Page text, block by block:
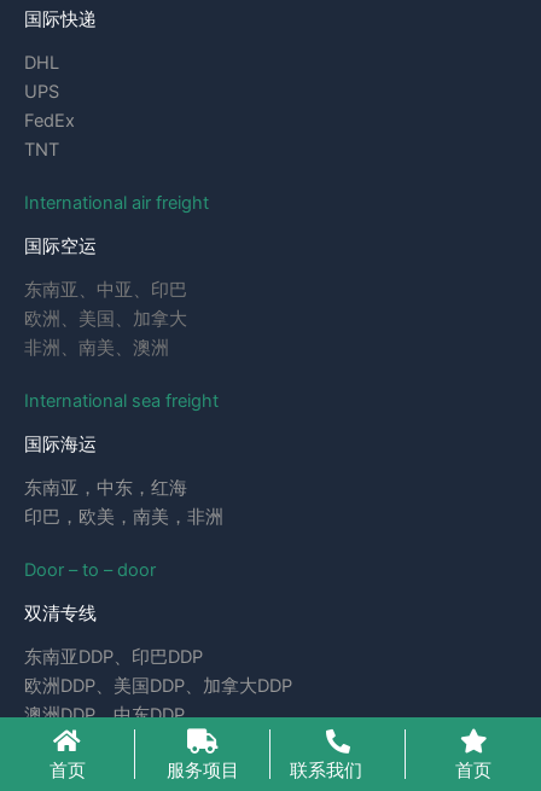
国际快递
DHL
UPS
FedEx
TNT
International air freight
国际空运
东南亚、中亚、印巴
欧洲、美国、加拿大
非洲、南美、澳洲
International sea freight
国际海运
东南亚，中东，红海
印巴，欧美，南美，非洲
Door – to – door
双清专线
东南亚DDP、印巴DDP
欧洲DDP、美国DDP、加拿大DDP
澳洲DDP、中东DDP
首页 服务项目 联系我们 首页